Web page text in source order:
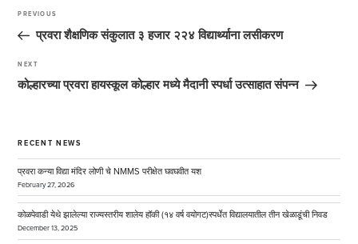
navigation
Previous
Post
PREVIOUS
प्रवरा शैक्षणिक संकुलात ३ हजार २२४ विद्यार्थ्याना लसीकरण
Next
Post
NEXT
कोल्हारच्या प्रवरा हायस्कूल कोल्हार मध्ये मैदानी स्पर्धा उत्साहात संपन्न
RECENT NEWS
प्रवरा कन्या विद्या मंदिर लोणी चे NMMS परीक्षेत घवघवीत यश
February 27, 2026
कोळपेवाडी येथे झालेल्या राज्यस्तरीय शालेय हॉकी (१४ वर्ष वयोगट)स्पर्धेत विद्यालयातील तीन खेळाडूंची निवड
December 13, 2025